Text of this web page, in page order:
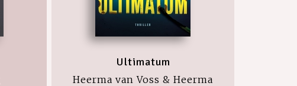
Ultimatum
Heerma van Voss & Heerma